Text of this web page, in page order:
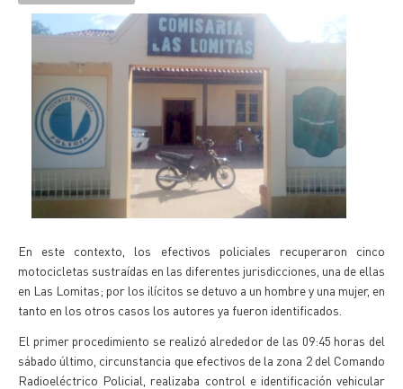
En este contexto, los efectivos policiales recuperaron cinco
motocicletas sustraídas en las diferentes jurisdicciones, una de ellas
en Las Lomitas; por los ilícitos se detuvo a un hombre y una mujer, en
tanto en los otros casos los autores ya fueron identificados.
El primer procedimiento se realizó alrededor de las 09:45 horas del
sábado último, circunstancia que efectivos de la zona 2 del Comando
Radioeléctrico Policial, realizaba control e identificación vehicular